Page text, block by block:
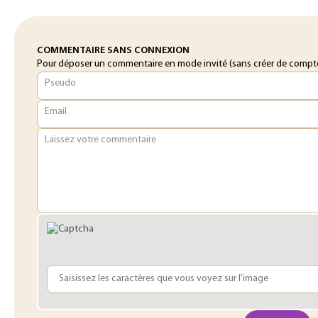
COMMENTAIRE SANS CONNEXION
Pour déposer un commentaire en mode invité (sans créer de
Pseudo
Email
Laissez votre commentaire